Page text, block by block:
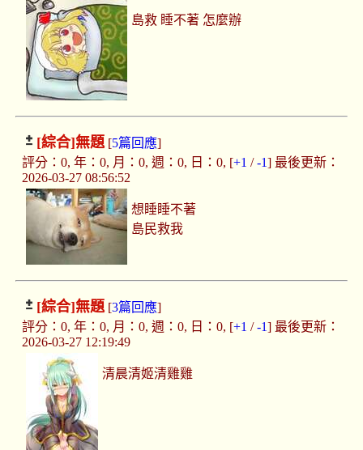
島救 睡不著 怎麼辦
[綜合]無題[5篇回應]
評分：0, 年：0, 月：0, 週：0, 日：0, [+1 /-1] 最後更新：
2026-03-27 08:56:52
想睡睡不著
島民救我
[綜合]無題[3篇回應]
評分：0, 年：0, 月：0, 週：0, 日：0, [+1 /-1] 最後更新：
2026-03-27 12:19:49
清晨清姬清雞雞